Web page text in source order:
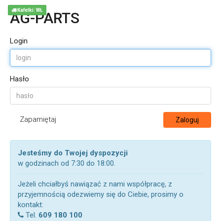
AG-PARTS
Login
Hasło
Zapamiętaj Zaloguj
Jesteśmy do Twojej dyspozycji
w godzinach od 7:30 do 18:00.
Jeżeli chciałbyś nawiązać z nami współpracę, z
przyjemnością odezwiemy się do Ciebie, prosimy o
kontakt:
Tel. 609 180 100
Kafelki: WŁ